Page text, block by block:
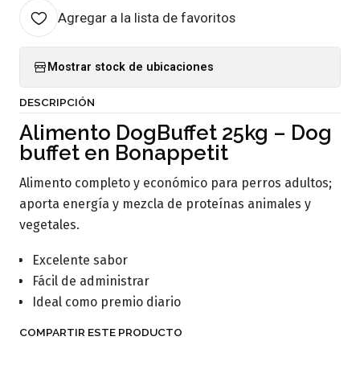
Agregar a la lista de favoritos
Mostrar stock de ubicaciones
DESCRIPCIÓN
Alimento DogBuffet 25kg – Dog
buffet en Bonappetit
Alimento completo y económico para perros adultos;
aporta energía y mezcla de proteínas animales y
vegetales.
Excelente sabor
Fácil de administrar
Ideal como premio diario
COMPARTIR ESTE PRODUCTO